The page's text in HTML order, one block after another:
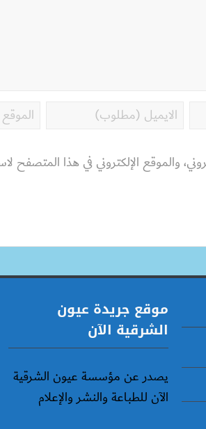
والموقع الإلكتروني في هذا المتصفح
موقع جريدة عيون
الشرقية الآن
يصدر عن مؤسسة عيون الشرقية
الآن للطباعة والنشر والإعلام